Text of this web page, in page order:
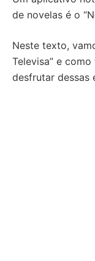
de novelas é o
Neste texto,
Televisa” e
desfrutar dessas